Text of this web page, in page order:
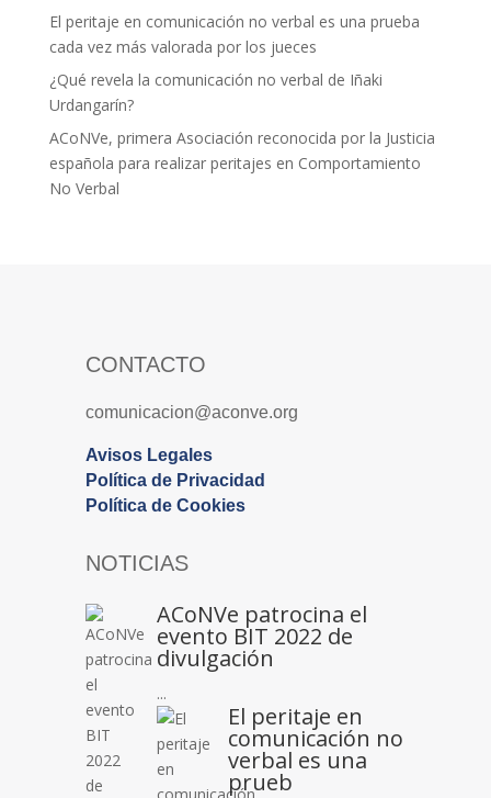
El peritaje en comunicación no verbal es una prueba
cada vez más valorada por los jueces
¿Qué revela la comunicación no verbal de Iñaki
Urdangarín?
ACoNVe, primera Asociación reconocida por la Justicia
española para realizar peritajes en Comportamiento
No Verbal
CONTACTO
comunicacion@aconve.org
Avisos Legales
Política de Privacidad
Política de Cookies
NOTICIAS
ACoNVe patrocina el
evento BIT 2022 de
divulgación
...
El peritaje en
comunicación no
verbal es una
prueb